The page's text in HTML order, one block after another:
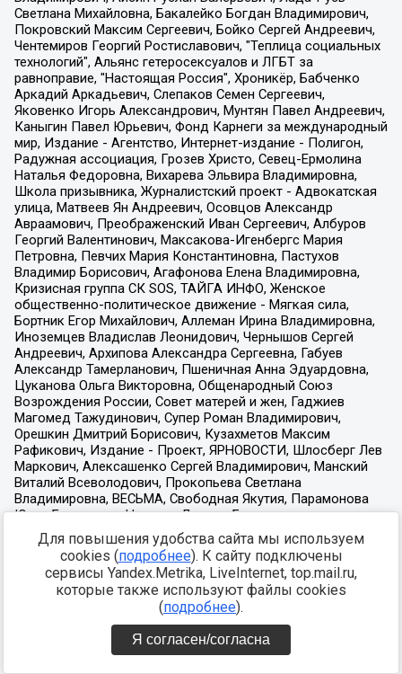
Для повышения удобства сайта мы используем
cookies (подробнее). К сайту подключены
сервисы Yandex.Metrika, LiveInternet, top.mail.ru,
которые также используют файлы cookies
(подробнее).
Я согласен/согласна